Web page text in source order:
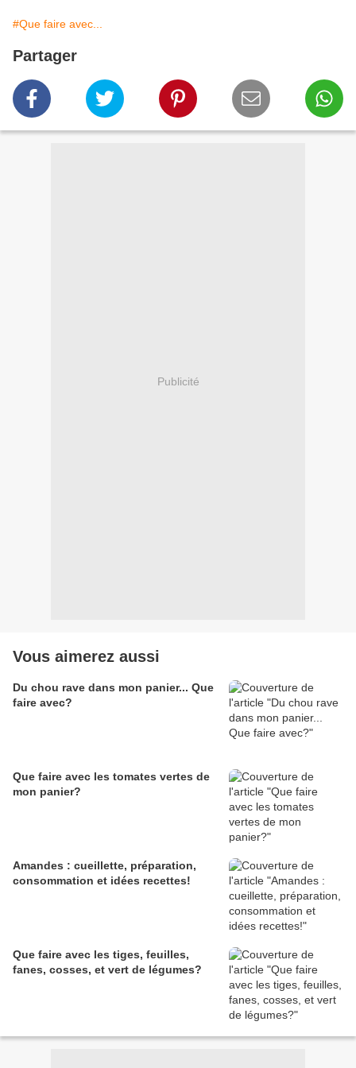
#Que faire avec...
Partager
Publicité
Vous aimerez aussi
Du chou rave dans mon panier... Que
faire avec?
Que faire avec les tomates vertes de
mon panier?
Amandes : cueillette, préparation,
consommation et idées recettes!
Que faire avec les tiges, feuilles,
fanes, cosses, et vert de légumes?